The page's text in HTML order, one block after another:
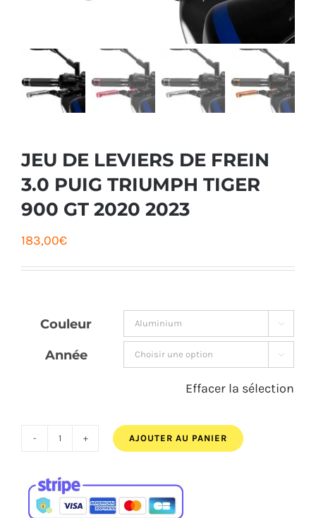
JEU DE LEVIERS DE FREIN
3.0 PUIG TRIUMPH TIGER
900 GT 2020 2023
183,00€
Couleur 
Année 
Effacer la sélection
quantité
JEU
AJOUTER AU PANIER